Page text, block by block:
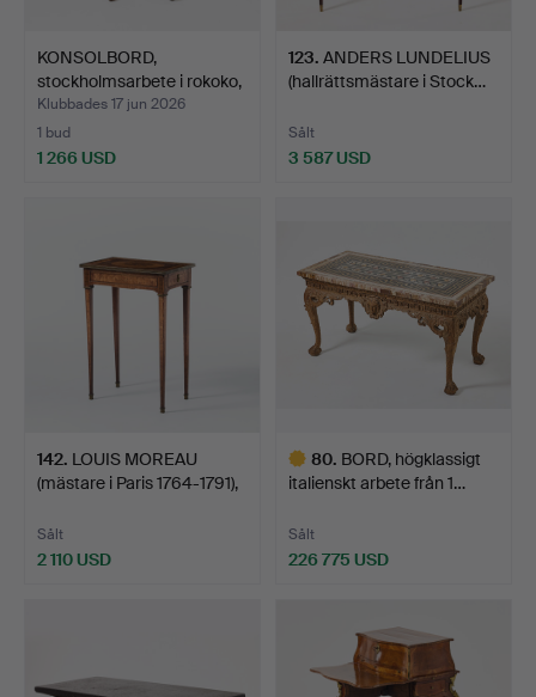
KONSOLBORD,
stockholmsarbete i rokoko,
170…
Klubbades 17 jun 2026
1 bud
1 266 USD
123. ANDERS LUNDELIUS
(hallrättsmästare i Stock…
Sålt
3 587 USD
142. LOUIS MOREAU
(mästare i Paris 1764-1791),
Sålt
2 110 USD
80. BORD, högklassigt
italienskt arbete från 1…
Sålt
226 775 USD